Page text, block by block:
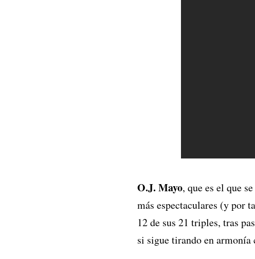
O.J. Mayo, que es el que
más espectaculares (y por
12 de sus 21 triples, tras
si sigue tirando en